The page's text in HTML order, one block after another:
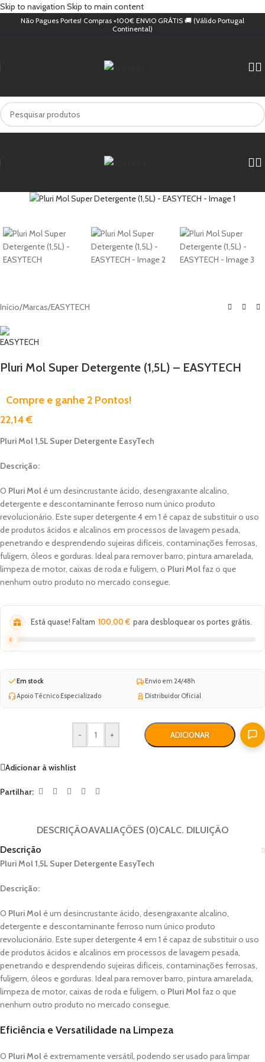
Skip to navigation Skip to main content
Não Pagues Portes! Compras +100€ ENVIO GRÁTIS 🚚 (Válido Portugal
Continental)
Início/Marcas/EASYTECH
Pluri Mol Super Detergente (1,5L) – EASYTECH
Compre e ganhe 2 Pontos!
22,14€
Pluri Mol 1,5L Super Detergente EasyTech
Descrição:
O Pluri Mol é um desincrustante ácido, desengraxante alcalino,
detergente e descontaminante ferroso num único produto
revolucionário. Este super detergente 4 em 1 é capaz de substituir o uso
de produtos ácidos e alcalinos em processos de lavagem pesada,
penetrando e desprendendo sujeiras difíceis, contaminações ferrosas,
fuligem, óleos e gorduras. Ideal para remover barro, pintura amarelada,
limpeza de motor, caixas de roda e fuligem, o Pluri Molfaz o que
nenhum outro produto no mercado consegue.
Está quase! Faltam 100,00€ para desbloquear os portes grátis.
Em stock
Envio em 24/48h
Apoio Técnico Especializado
Distribuidor Oficial
- + ADICIONAR
Adicionar à wishlist
Partilhar:
DESCRIÇÃOAVALIAÇÕES (0)CALC. DILUIÇÃO
Descrição
Pluri Mol 1,5L Super Detergente EasyTech
Descrição:
O Pluri Mol é um desincrustante ácido, desengraxante alcalino,
detergente e descontaminante ferroso num único produto
revolucionário. Este super detergente 4 em 1 é capaz de substituir o uso
de produtos ácidos e alcalinos em processos de lavagem pesada,
penetrando e desprendendo sujeiras difíceis, contaminações ferrosas,
fuligem, óleos e gorduras. Ideal para remover barro, pintura amarelada,
limpeza de motor, caixas de roda e fuligem, o Pluri Molfaz o que
nenhum outro produto no mercado consegue.
Eficiência e Versatilidade na Limpeza
O Pluri Mol é extremamente versátil, podendo ser usado para limpar